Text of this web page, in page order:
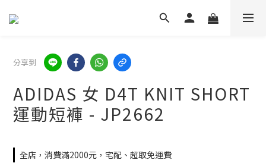
分享到
ADIDAS 女 D4T KNIT SHORT
運動短褲 - JP2662
全店，消費滿2000元，宅配、超取免運費